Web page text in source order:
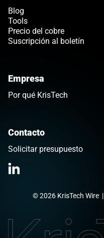
Blog
Tools
Precio del cobre
Suscripción al boletín
Empresa
Por qué KrisTech
Contacto
Solicitar presupuesto
© 2026 KrisTech Wire|